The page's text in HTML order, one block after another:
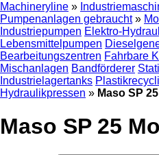
Machineryline »
Pumpenanlagen gebraucht »
Industriepumpen Elektro-
Lebensmittelpumpen
Bearbeitungszentren Fahrbare
Mischanlagen Bandförderer
Industrielagertanks
Hydraulikpressen » Maso SP
Maso SP 25